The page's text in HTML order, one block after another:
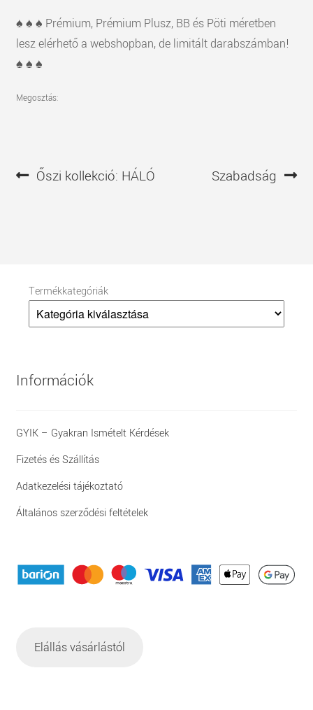
♠️ ♠️ ♠️ Prémium, Prémium Plusz, BB és Pöti méretben
lesz elérhető a webshopban, de limitált darabszámban!
♠️ ♠️ ♠️
Megosztás:
Bejegyzés
Előző
Őszi kollekció: HÁLÓ
Következő
Szabadság
Termékkategóriák
Információk
GYIK – Gyakran Ismételt Kérdések
Fizetés és Szállítás
Adatkezelési tájékoztató
Általános szerződési feltételek
Elállás vásárlástól